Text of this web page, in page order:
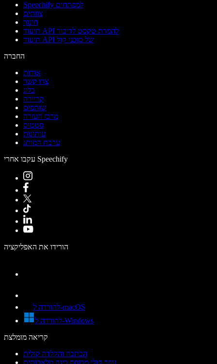
Speechify למפתחים
צוותים
חינוך
תיעוד API להמרת טקסט לדיבור
תיעוד API של סוכני קול
החברה
אודות
צרו קשר
בלוג
קריירה
שותפים
מרכז העזרה
סטטוס
עיתונות
ערכת המותג
עקבו אחרי Speechify
הורידו את האפליקציה
להורדה ל-macOS
להורדה ל-Windows
קריאה מומלצת
הכתבה והקלדה קולית
עוזר קולי מבוסס בינה מלאכותית